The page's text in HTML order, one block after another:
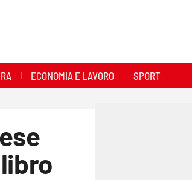
ECONOMIA E LAVORO SPORT